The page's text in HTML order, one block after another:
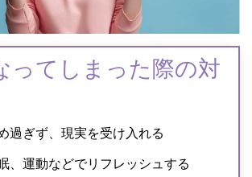
ってしまった際の対
過ぎず、現実を受け入れる
、運動などでリフレッシュする